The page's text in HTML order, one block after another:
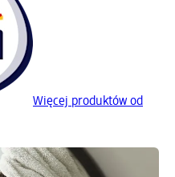
Więcej produktów od